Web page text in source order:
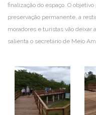
finalização do espaço. O
preservação permanente, a
moradores e turistas vão deixar
salienta o secretário de Meio